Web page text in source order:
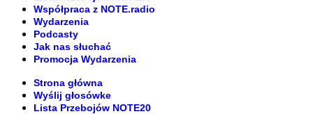
Współpraca z NOTE.radio
Wydarzenia
Podcasty
Jak nas słuchać
Promocja Wydarzenia
Strona główna
Wyślij głosówke
Lista Przebojów NOTE20